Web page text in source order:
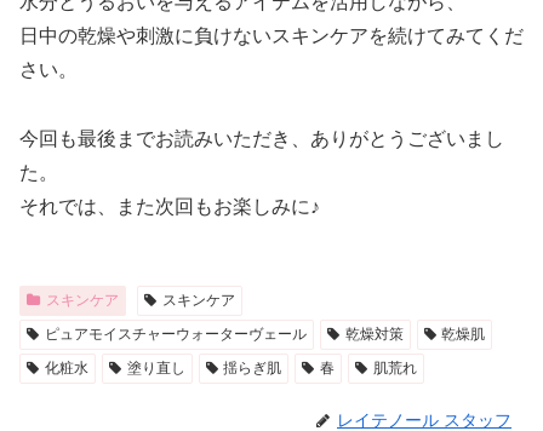
日中の乾燥や刺激に負けないスキンケアを続けてみてくだ
さい。
今回も最後までお読みいただき、ありがとうございまし
た。
それでは、また次回もお楽しみに♪
スキンケア
スキンケア
ピュアモイスチャーウォーターヴェール
乾燥対策
乾燥肌
化粧水
塗り直し 揺らぎ肌 春 肌荒れ
レイテノール スタッフ